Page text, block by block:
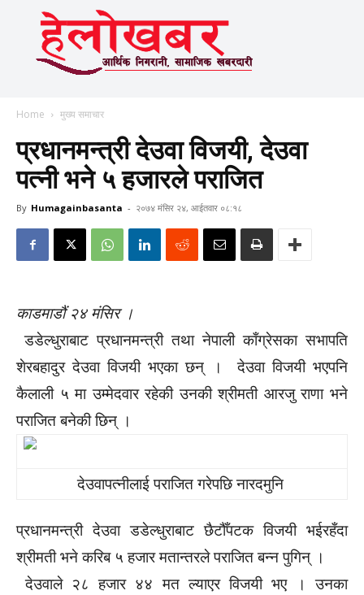
Home मुख्य समाचार
प्रधानमन्त्री देउवा विजयी, देउवा
पत्नी भने ५ हजारले पराजित
By Humagainbasanta - २०७४ मंसिर २४, आईतवार ०८:१८
काडमाडौं २४ मंसिर ।
डडेल्धुराबाट प्रधानमन्त्री तथा नेपाली काँग्रेसका सभापति
शेरबहादुर देउवा विजयी भएका छन् । देउवा विजयी भएपनि
कैलाली ५ मा उम्मेदवार रहेकी उनकी श्रीमती आरजु राणा भने
पराजित बनेकी छिन् ।
देउवापत्नीलाई पराजित गरेपछि नारदमुनि
प्रधानमन्त्री देउवा डडेल्धुराबाट छैटौँपटक विजयी भईरहँदा
श्रीमती भने करिब ५ हजार मतान्तरले पराजित बन्न पुगिन् ।
देउवाले २८ हजार ४४ मत ल्याएर विजयी भए । उनका